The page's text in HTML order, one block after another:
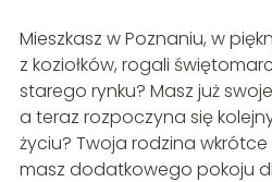
Mieszkasz w Poznaniu, w
z koziołków, rogali
starego rynku? Masz już
a teraz rozpoczyna się
życiu? Twoja rodzina wkrótce
masz dodatkowego pokoju